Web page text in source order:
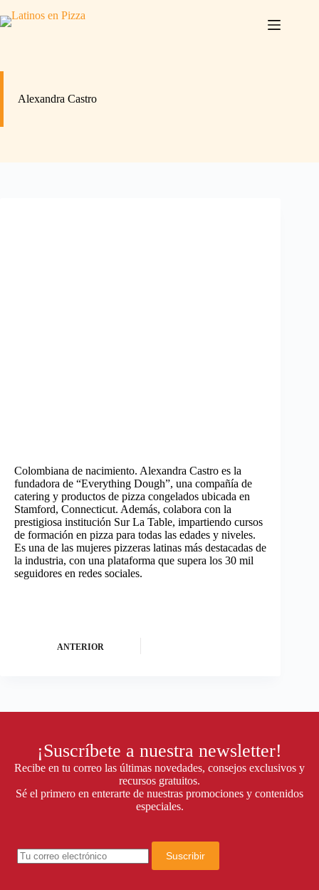
al
contenido
Alexandra Castro
Colombiana de nacimiento. Alexandra Castro es la
fundadora de “Everything Dough”, una compañía de
catering y productos de pizza congelados ubicada en
Stamford, Connecticut. Además, colabora con la
prestigiosa institución Sur La Table, impartiendo cursos
de formación en pizza para todas las edades y niveles.
Es una de las mujeres pizzeras latinas más destacadas de
la industria, con una plataforma que supera los 30 mil
seguidores en redes sociales.
ANTERIOR
¡Suscríbete a nuestra newsletter!
Recibe en tu correo las últimas novedades, consejos exclusivos y
recursos gratuitos.
Sé el primero en enterarte de nuestras promociones y contenidos
especiales.
Suscribir